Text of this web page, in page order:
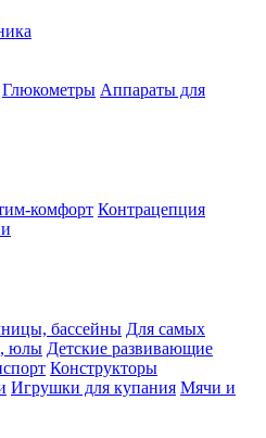
Глюкометры Аппараты для
комфорт Контрацепция
бассейны Для самых
юлы Детские развивающие
Конструкторы
Игрушки для купания Мячи и